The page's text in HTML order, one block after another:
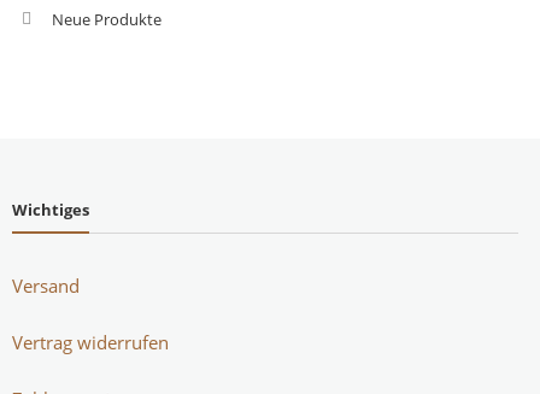
Neue Produkte
Wichtiges
Versand
Vertrag widerrufen